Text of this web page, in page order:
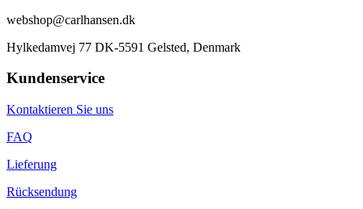
webshop@carlhansen.dk
Hylkedamvej 77 DK-5591 Gelsted, Denmark
Kundenservice
Kontaktieren Sie uns
FAQ
Lieferung
Rücksendung